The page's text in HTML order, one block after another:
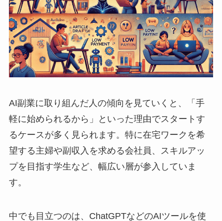
AI副業に取り組んだ人の傾向を見ていくと、「手
軽に始められるから」といった理由でスタートす
るケースが多く見られます。特に在宅ワークを希
望する主婦や副収入を求める会社員、スキルアッ
プを目指す学生など、幅広い層が参入していま
す。
中でも目立つのは、ChatGPTなどのAIツールを使